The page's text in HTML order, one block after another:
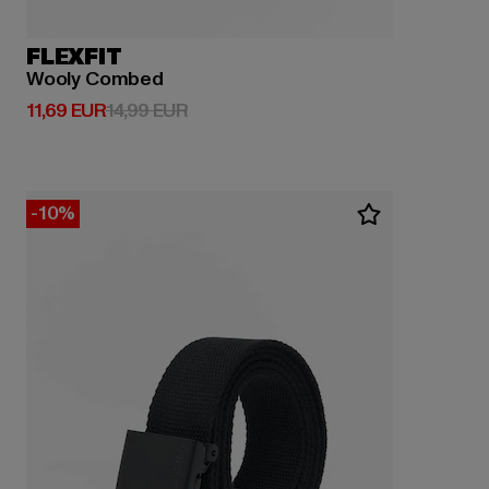
FLEXFIT
Wooly Combed
11,69 EUR
Derzeitiger Preis: 11,69 EUR
14,99 EURAktionspreis: 14,99 EUR
-10%